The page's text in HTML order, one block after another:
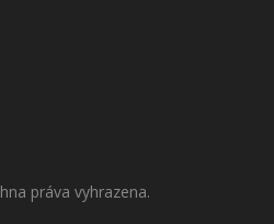
práva vyhrazena.